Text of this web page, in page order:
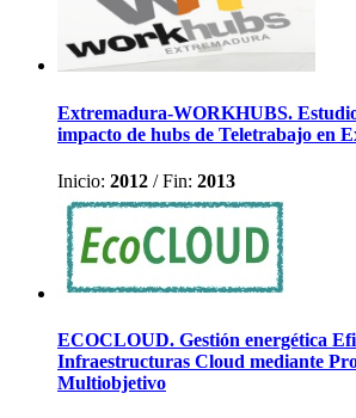
Extremadura-WORKHUBS.
impacto de hubs de Teletrabajo en
Inicio: 2012 /Fin: 2013
ECOCLOUD. Gestión energética
Infraestructuras Cloud mediante
Multiobjetivo